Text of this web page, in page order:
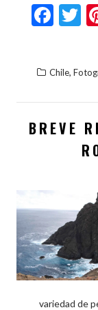
F
b
o
o
T
Chile,
BREVE
variedad de